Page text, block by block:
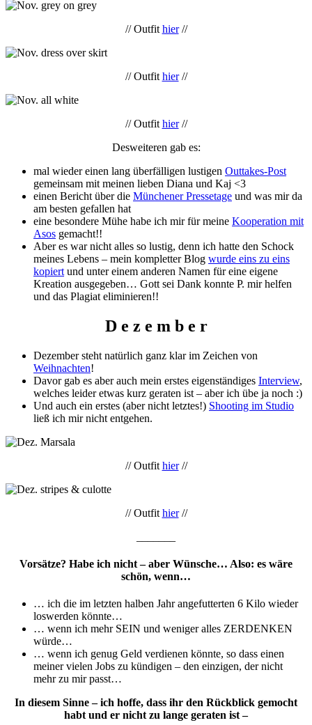
// Outfit hier//
// Outfit hier//
// Outfit hier//
Desweiteren gab es:
mal wieder einen lang überfälligen lustigen Outtakes-Post
gemeinsam mit meinen lieben Diana und Kaj <3
einen Bericht über die Münchener Pressetage und was mir da
am besten gefallen hat
eine besondere Mühe habe ich mir für meine Kooperation mit
Asos gemacht!!
Aber es war nicht alles so lustig, denn ich hatte den Schock
meines Lebens – mein kompletter Blog wurde eins zu eins
kopiert und unter einem anderen Namen für eine eigene
Kreation ausgegeben… Gott sei Dank konnte P. mir helfen
und das Plagiat eliminieren!!
D e z e m b e r
Dezember steht natürlich ganz klar im Zeichen von
Weihnachten!
Davor gab es aber auch mein erstes eigenständiges Interview,
welches leider etwas kurz geraten ist – aber ich übe ja noch :)
Und auch ein erstes (aber nicht letztes!) Shooting im Studio
ließ ich mir nicht entgehen.
// Outfit hier//
// Outfit hier//
Vorsätze? Habe ich nicht – aber Wünsche… Also: es wäre
schön, wenn…
… ich die im letzten halben Jahr angefutterten 6 Kilo wieder
loswerden könnte…
… wenn ich mehr SEIN und weniger alles ZERDENKEN
würde…
… wenn ich genug Geld verdienen könnte, so dass einen
meiner vielen Jobs zu kündigen – den einzigen, der nicht
mehr zu mir passt…
In diesem Sinne – ich hoffe, dass ihr den Rückblick gemocht
habt und er nicht zu lange geraten ist –